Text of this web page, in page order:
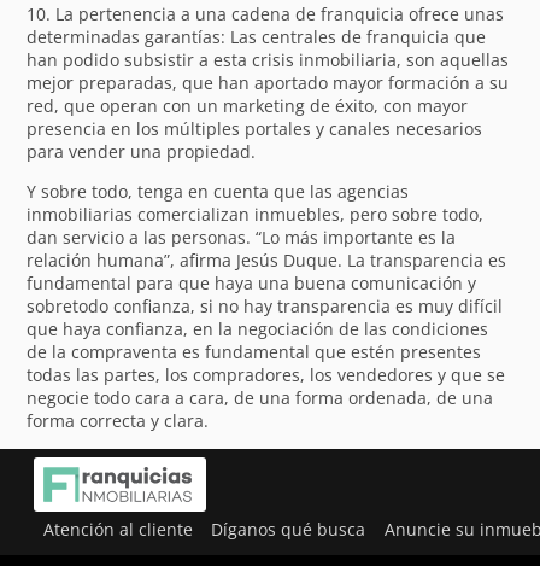
10. La pertenencia a una cadena de franquicia ofrece unas
determinadas garantías: Las centrales de franquicia que
han podido subsistir a esta crisis inmobiliaria, son aquellas
mejor preparadas, que han aportado mayor formación a su
red, que operan con un marketing de éxito, con mayor
presencia en los múltiples portales y canales necesarios
para vender una propiedad.
Y sobre todo, tenga en cuenta que las agencias
inmobiliarias comercializan inmuebles, pero sobre todo,
dan servicio a las personas. “Lo más importante es la
relación humana”, afirma Jesús Duque. La transparencia es
fundamental para que haya una buena comunicación y
sobretodo confianza, si no hay transparencia es muy difícil
que haya confianza, en la negociación de las condiciones
de la compraventa es fundamental que estén presentes
todas las partes, los compradores, los vendedores y que se
negocie todo cara a cara, de una forma ordenada, de una
forma correcta y clara.
Atención al cliente Díganos qué busca Anuncie su